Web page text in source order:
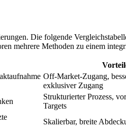
Die folgende
mehrere Methoden zu einem
Off-Market-Zugang,
exklusiver Zugang
Strukturierter Prozess,
Targets
Skalierbar, breite